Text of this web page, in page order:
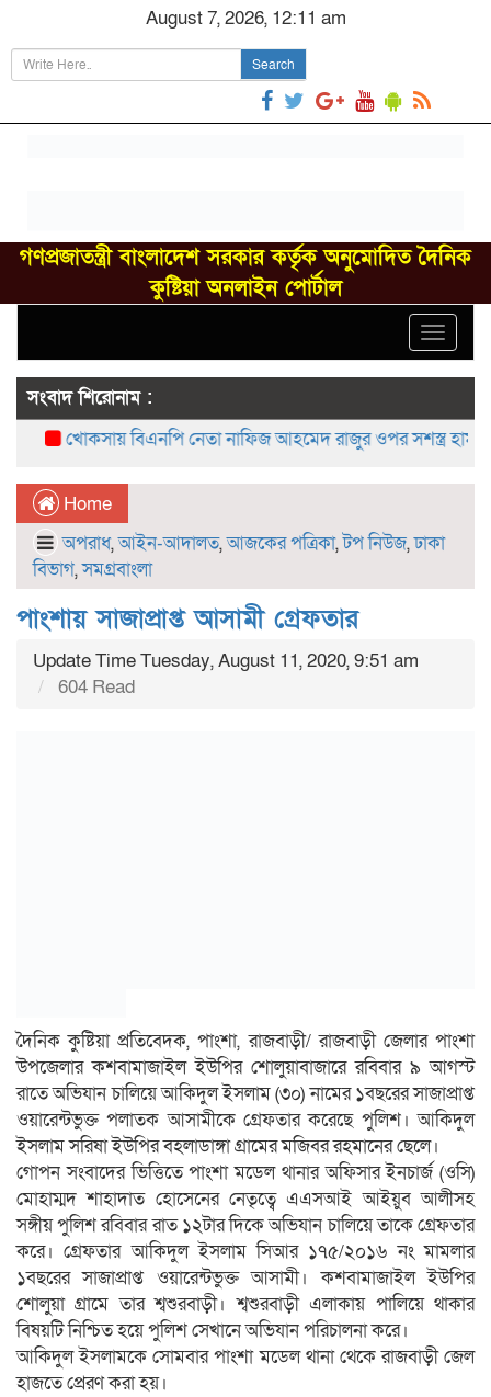
August 7, 2026, 12:11 am
Search
গণপ্রজাতন্ত্রী বাংলাদেশ সরকার কর্তৃক অনুমোদিত দৈনিক
কুষ্টিয়া অনলাইন পোর্টাল
Toggle
সংবাদ শিরোনাম :
খোকসায় বিএনপি নেতা নাফিজ আহমেদ রাজুর ওপর সশস্ত্র
Home
অপরাধ,আইন-আদালত,আজকের পত্রিকা,টপ নিউজ,ঢাকা
বিভাগ,সমগ্রবাংলা
পাংশায় সাজাপ্রাপ্ত আসামী গ্রেফতার
Update Time Tuesday, August 11, 2020, 9:51 am
604 Read
দৈনিক কুষ্টিয়া প্রতিবেদক, পাংশা, রাজবাড়ী/ রাজবাড়ী জেলার পাংশা
উপজেলার কশবামাজাইল ইউপির শোলুয়াবাজারে রবিবার ৯ আগস্ট
রাতে অভিযান চালিয়ে আকিদুল ইসলাম (৩০) নামের ১বছরের সাজাপ্রাপ্ত
ওয়ারেন্টভুক্ত পলাতক আসামীকে গ্রেফতার করেছে পুলিশ। আকিদুল
ইসলাম সরিষা ইউপির বহলাডাঙ্গা গ্রামের মজিবর রহমানের ছেলে।
গোপন সংবাদের ভিত্তিতে পাংশা মডেল থানার অফিসার ইনচার্জ (ওসি)
মোহাম্মদ শাহাদাত হোসেনের নেতৃত্বে এএসআই আইয়ুব আলীসহ
সঙ্গীয় পুলিশ রবিবার রাত ১২টার দিকে অভিযান চালিয়ে তাকে গ্রেফতার
করে। গ্রেফতার আকিদুল ইসলাম সিআর ১৭৫/২০১৬ নং মামলার
১বছরের সাজাপ্রাপ্ত ওয়ারেন্টভুক্ত আসামী। কশবামাজাইল ইউপির
শোলুয়া গ্রামে তার শ্বশুরবাড়ী। শ্বশুরবাড়ী এলাকায় পালিয়ে থাকার
বিষয়টি নিশ্চিত হয়ে পুলিশ সেখানে অভিযান পরিচালনা করে।
আকিদুল ইসলামকে সোমবার পাংশা মডেল থানা থেকে রাজবাড়ী জেল
হাজতে প্রেরণ করা হয়।